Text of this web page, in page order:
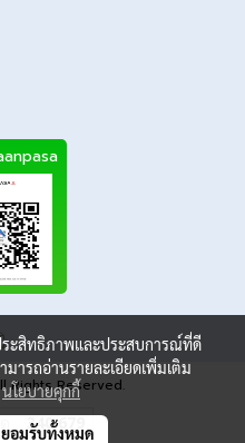
Rights Reserved.
340,679
ระสิทธิภาพและประสบการณ์ที่ดี
มารถอ่านรายละเอียดเพิ่มเติม
นโยบายคุกกี้
ยอมรับทั้งหมด